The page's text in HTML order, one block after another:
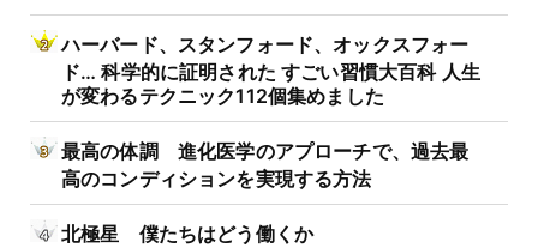
ハーバード、スタンフォード、オックスフォー
ド… 科学的に証明された すごい習慣大百科 人生
が変わるテクニック112個集めました
最高の体調 進化医学のアプローチで、過去最
高のコンディションを実現する方法
北極星 僕たちはどう働くか